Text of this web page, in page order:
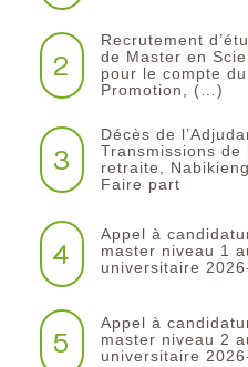
2
Recrutement
de Master en
pour le compte
Promotion, (…)
3
Décès de
Transmissions de
retraite,
Faire part
4
Appel à
master niveau 1
universitaire
5
Appel à
master niveau 2
universitaire